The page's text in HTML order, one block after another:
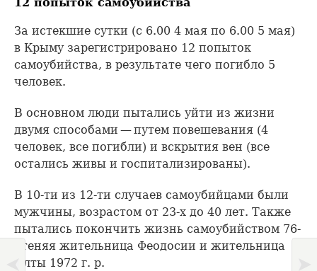
За истекшие сутки (с 6.00 4 мая по 6.00 5 мая)
в Крыму зарегистрировано 12 попыток
самоубийства, в результате чего погибло 5
человек.
В основном люди пытались уйти из жизни
двумя способами — путем повешевания (4
человек, все погибли) и вскрытия вен (все
остались живы и госпитализированы).
В 10-ти из 12-ти случаев самоубийцами были
мужчины, возрастом от 23-х до 40 лет. Также
пытались покончить жизнь самоубийством 76-
лтеняя жительница Феодосии и жительница
Ялты 1972 г. р.